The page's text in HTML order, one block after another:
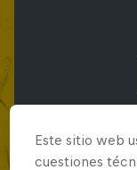
Este sitio web
cuestiones